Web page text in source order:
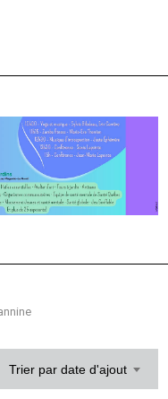
Trier par date d'ajout